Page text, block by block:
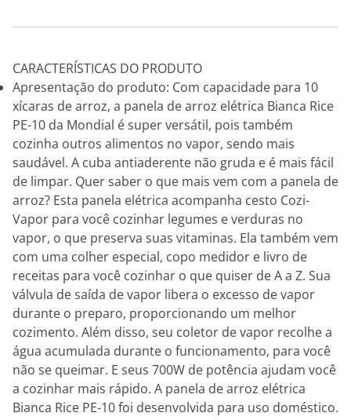
CARACTERÍSTICAS DO PRODUTO
Apresentação do produto: Com capacidade para 10
xícaras de arroz, a panela de arroz elétrica Bianca Rice
PE-10 da Mondial é super versátil, pois também
cozinha outros alimentos no vapor, sendo mais
saudável. A cuba antiaderente não gruda e é mais fácil
de limpar. Quer saber o que mais vem com a panela de
arroz? Esta panela elétrica acompanha cesto Cozi-
Vapor para você cozinhar legumes e verduras no
vapor, o que preserva suas vitaminas. Ela também vem
com uma colher especial, copo medidor e livro de
receitas para você cozinhar o que quiser de A a Z. Sua
válvula de saída de vapor libera o excesso de vapor
durante o preparo, proporcionando um melhor
cozimento. Além disso, seu coletor de vapor recolhe a
água acumulada durante o funcionamento, para você
não se queimar. E seus 700W de potência ajudam você
a cozinhar mais rápido. A panela de arroz elétrica
Bianca Rice PE-10 foi desenvolvida para uso doméstico.